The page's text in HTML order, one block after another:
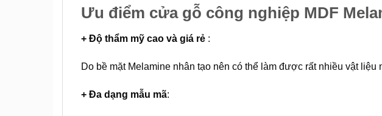
Ưu điểm cửa gỗ công nghiệp MDF
+ Độ thẩm mỹ cao và giá rẻ :
Do bề mặt Melamine nhân tạo nên có thể làm được rất nhiều vật
+ Đa dạng mẫu mã: